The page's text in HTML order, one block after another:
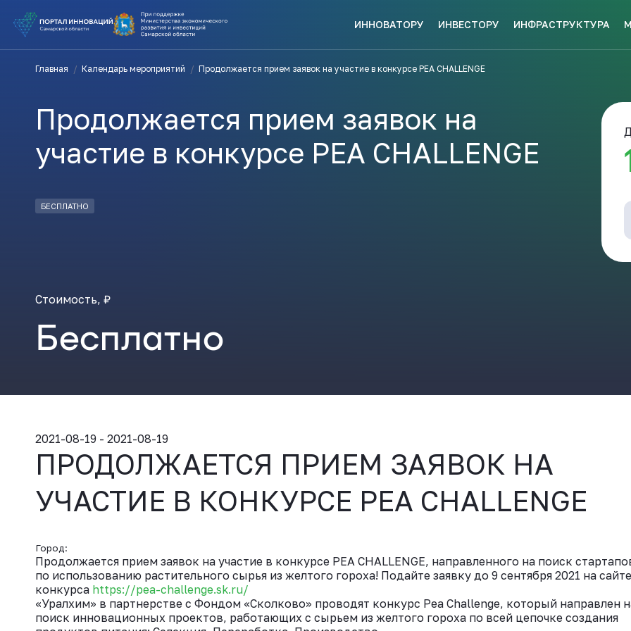
ИННОВАТОРУ ИНВЕСТОРУ ИНФРАСТРУКТУРА
Главная / Календарь мероприятий / Продолжается прием заявок на участие в конкурсе PEA CHALLENGE
Продолжается прием заявок на
участие в конкурсе PEA CHALLENGE
БЕСПЛАТНО
Стоимость, ₽
Бесплатно
2021-08-19 - 2021-08-19
ПРОДОЛЖАЕТСЯ ПРИЕМ ЗАЯВОК НА
УЧАСТИЕ В КОНКУРСЕ PEA CHALLENGE
Город:
Продолжается прием заявок на участие в конкурсе PEA CHALLENGE, направленного на поиск
по использованию растительного сырья из желтого гороха! Подайте заявку до 9 сентября 2021 на сайте
конкурса https://pea-challenge.sk.ru/
«Уралхим» в партнерстве с Фондом «Сколково» проводят конкурс Pea Challenge, который направлен
поиск инновационных проектов, работающих с сырьем из желтого гороха по всей цепочке создания
ВЫ В ПОИСКЕ МЕР
ВАМ СЮДА
ПОЛЕЗНЫЕ СТАТЬИ